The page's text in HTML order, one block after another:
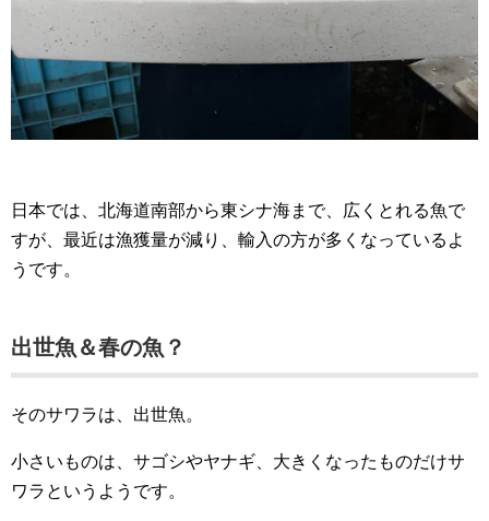
日本では、北海道南部から東シナ海まで、広くとれる魚で
すが、最近は漁獲量が減り、輸入の方が多くなっているよ
うです。
出世魚＆春の魚？
そのサワラは、出世魚。
小さいものは、サゴシやヤナギ、大きくなったものだけサ
ワラというようです。